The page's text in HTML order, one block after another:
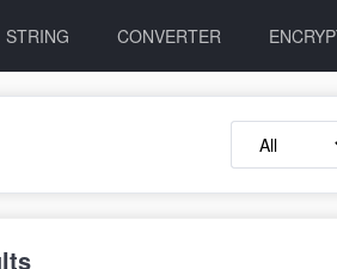
STRING CONVERTER